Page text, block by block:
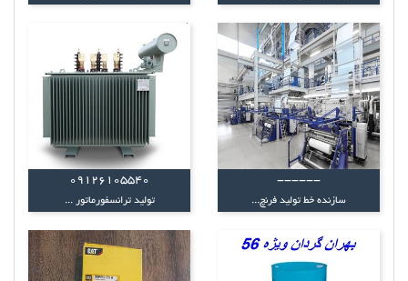
------
سازنده خط تولید فرنچ...
09126105540
تولید ترانسفورماتور ...